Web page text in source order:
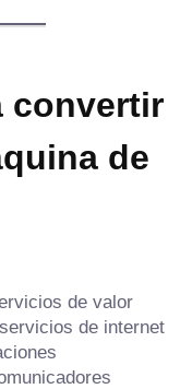
convertir
de
de valor
de internet